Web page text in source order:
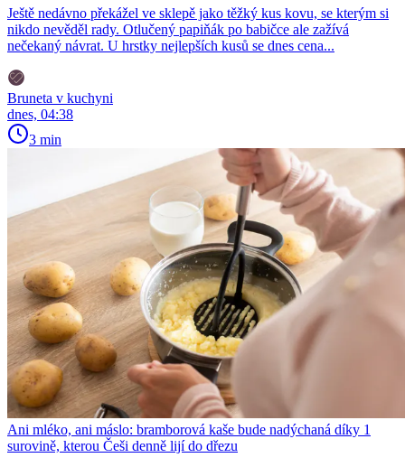
Ještě nedávno překážel ve sklepě jako těžký kus kovu, se kterým si
nikdo nevěděl rady. Otlučený papiňák po babičce ale zažívá
nečekaný návrat. U hrstky nejlepších kusů se dnes cena...
Bruneta v kuchyni
dnes, 04:38
3 min
Ani mléko, ani máslo: bramborová kaše bude nadýchaná díky 1
surovině, kterou Češi denně lijí do dřezu